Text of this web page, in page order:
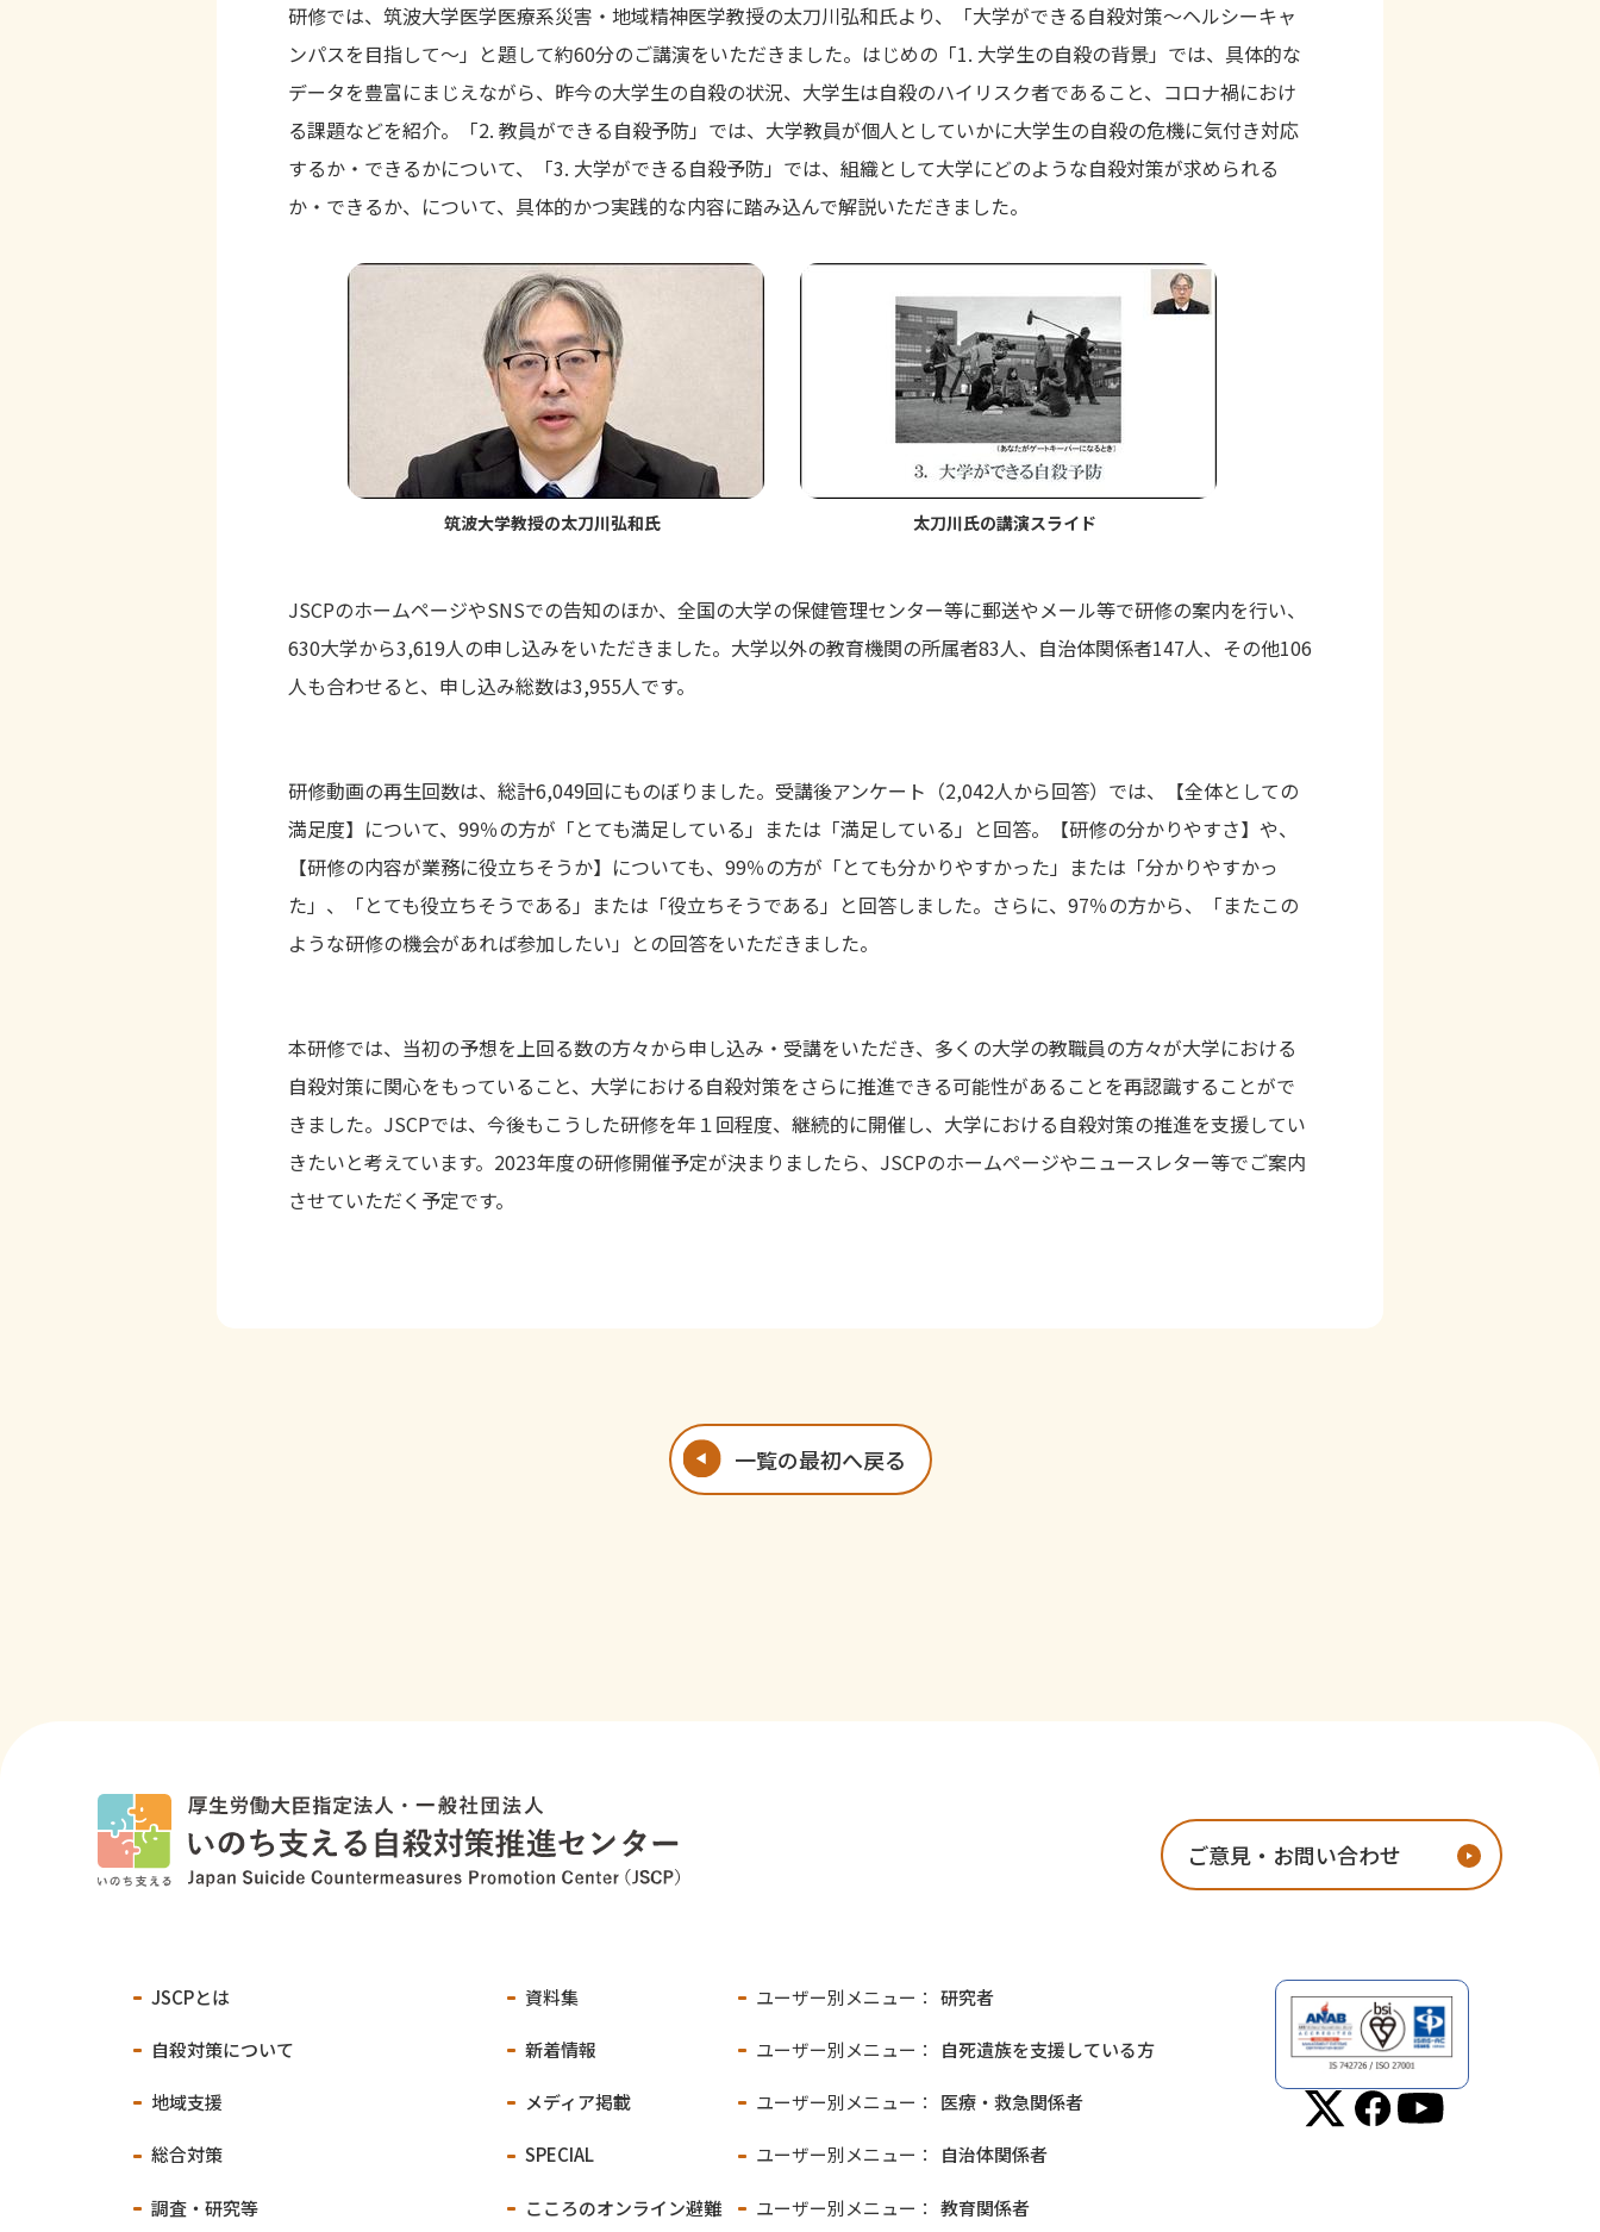
研修では、筑波大学医学医療系災害・地域精神医学教授の太刀川弘和氏より、「大学ができる自殺対策〜ヘルシーキャ
ンパスを目指して〜」と題して約60分のご講演をいただきました。はじめの「1. 大学生の自殺の背景」では、具体的な
データを豊富にまじえながら、昨今の大学生の自殺の状況、大学生は自殺のハイリスク者であること、コロナ禍におけ
る課題などを紹介。「2. 教員ができる自殺予防」では、大学教員が個人としていかに大学生の自殺の危機に気付き対応
するか・できるかについて、「3. 大学ができる自殺予防」では、組織として大学にどのような自殺対策が求められる
か・できるか、について、具体的かつ実践的な内容に踏み込んで解説いただきました。
筑波大学教授の太刀川弘和氏 太刀川氏の講演スライド
JSCPのホームページやSNSでの告知のほか、全国の大学の保健管理センター等に郵送やメール等で研修の案内を行い、
630大学から3,619人の申し込みをいただきました。大学以外の教育機関の所属者83人、自治体関係者147人、その他106
人も合わせると、申し込み総数は3,955人です。
研修動画の再生回数は、総計6,049回にものぼりました。受講後アンケート（2,042人から回答）では、【全体としての
満足度】について、 99％の方が「とても満足している」または「満足している」と回答。【研修の分かりやすさ】や、
【研修の内容が業務に役立ちそうか】についても、 99％の方が「とても分かりやすかった」または「分かりやすかっ
た」、「とても役立ちそうである」または「役立ちそうである」と回答しました。さらに、 97％の方から、「またこの
ような研修の機会があれば参加したい」との回答をいただきました。
本研修では、当初の予想を上回る数の方々から申し込み・受講をいただき、多くの大学の教職員の方々が大学における
自殺対策に関心をもっていること、大学における自殺対策をさらに推進できる可能性があることを再認識することがで
きました。 JSCPでは、今後もこうした研修を年１回程度、継続的に開催し、大学における自殺対策の推進を支援してい
きたいと考えています。2023年度の研修開催予定が決まりましたら、 JSCPのホームページやニュースレター等でご案内
させていただく予定です。
一覧の最初へ戻る
JSCPとは
自殺対策について
地域支援
総合対策
調査・研究等
資料集
新着情報
メディア掲載
SPECIAL
こころのオンライン避難
ユーザー別メニュー： 研究者
ユーザー別メニュー： 自死遺族を支援している方
ユーザー別メニュー： 医療・救急関係者
ユーザー別メニュー： 自治体関係者
ユーザー別メニュー： 教育関係者
ご意見・お問い合わせ